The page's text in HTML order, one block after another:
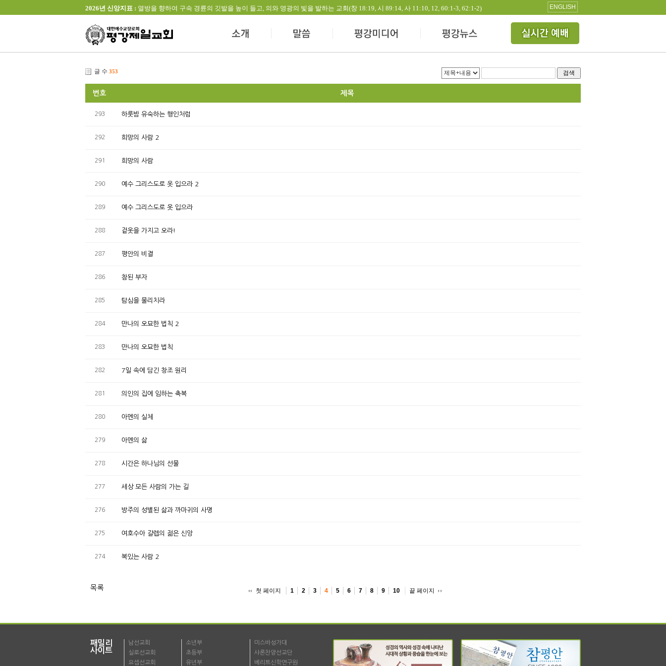
2026년 신앙지표 : 열방을 향하여 구속 경륜의 깃발을 높이 들고, 의와 영광의 빛을 발하는 교회(창 18:19, 시 89:14, 사 11:10, 12, 60:1-3, 62:1-2) ENGLISH
글 수 353 검색
번호 제목
293 하룻밤 유숙하는 행인처럼
292 희망의 사람 2
291 희망의 사람
290 예수 그리스도로 옷 입으라 2
289 예수 그리스도로 옷 입으라
288 겉옷을 가지고 오라!
287 평안의 비결
286 참된 부자
285 탐심을 물리치라
284 만나의 오묘한 법칙 2
283 만나의 오묘한 법칙
282 7일 속에 담긴 창조 원리
281 의인의 집에 임하는 축복
280 아멘의 실체
279 아멘의 삶
278 시간은 하나님의 선물
277 세상 모든 사람의 가는 길
276 방주의 성별된 삶과 까마귀의 사명
275 여호수아 갈렙의 젊은 신앙
274 복있는 사람 2
목록 첫 페이지 1 2 3 4 5 6 7 8 9 10 끝 페이지
패밀리
사이트
남선교회
실로선교회
요셉선교회
소년부
초등부
유년부
미스바성가대
샤론찬양선교단
베리트신학연구원